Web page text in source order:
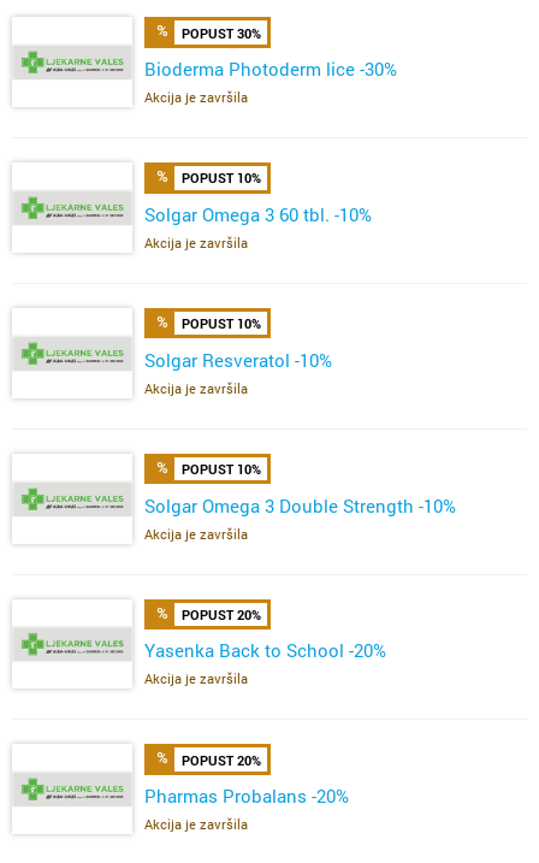
POPUST 30%
Bioderma Photoderm lice -30%
Akcija je završila
POPUST 10%
Solgar Omega 3 60 tbl. -10%
Akcija je završila
POPUST 10%
Solgar Resveratol -10%
Akcija je završila
POPUST 10%
Solgar Omega 3 Double Strength -10%
Akcija je završila
POPUST 20%
Yasenka Back to School -20%
Akcija je završila
POPUST 20%
Pharmas Probalans -20%
Akcija je završila